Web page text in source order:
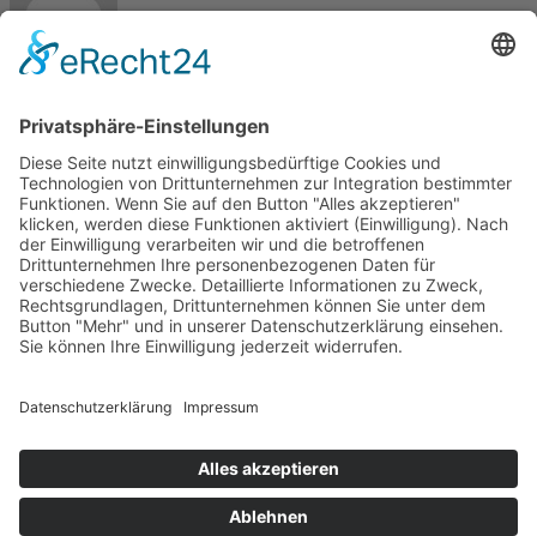
Max
Kontakt
Meisterbetrieb Metallbau Manuel Pawel
86668 Karlshuld
Telefon: +49 (0)176 58699916
E-Mail:info@metallbau-pawel.de
Projekte